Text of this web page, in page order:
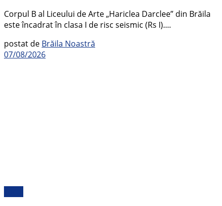
Corpul B al Liceului de Arte „Hariclea Darclee” din Brăila
este încadrat în clasa I de risc seismic (Rs I)....
postat de Brăila Noastră
07/08/2026